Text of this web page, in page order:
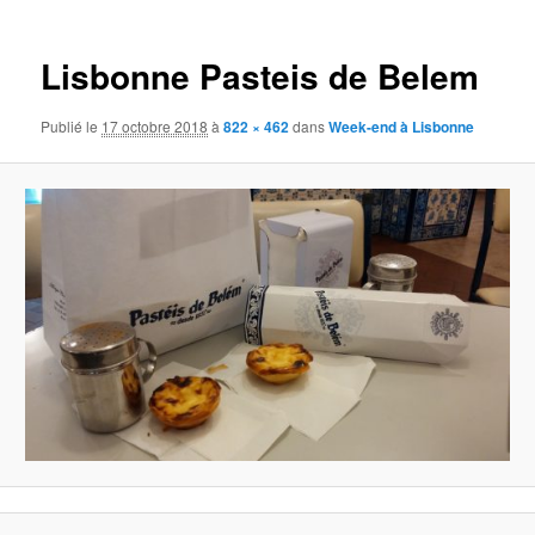
Lisbonne Pasteis de Belem
Publié le 17 octobre 2018 à822 × 462dansWeek-end à Lisbonne